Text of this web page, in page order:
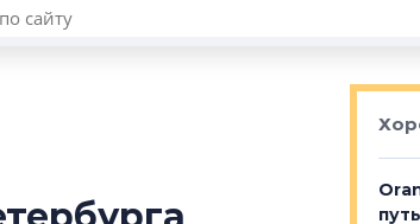
лучших поющих строителей